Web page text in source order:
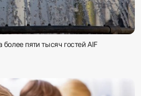
пяти тысяч гостей AIF